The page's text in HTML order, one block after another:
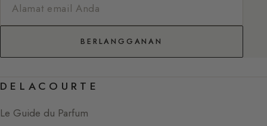
BERLANGGANAN
DELACOURTE
Le Guide du Parfum